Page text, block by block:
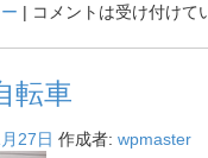
| コメントは受け付けて
転車
27日 作成者: wpmaster